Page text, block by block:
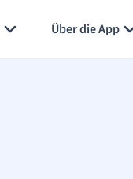
Über die App